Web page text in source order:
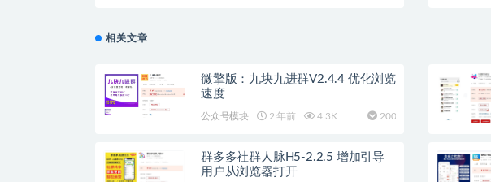
相关文章
微擎版：九块九进群V2.4.4 优化浏览
速度
公众号模块 2 年前 4.3K 200
群多多社群人脉H5-2.2.5 增加引导
用户从浏览器打开